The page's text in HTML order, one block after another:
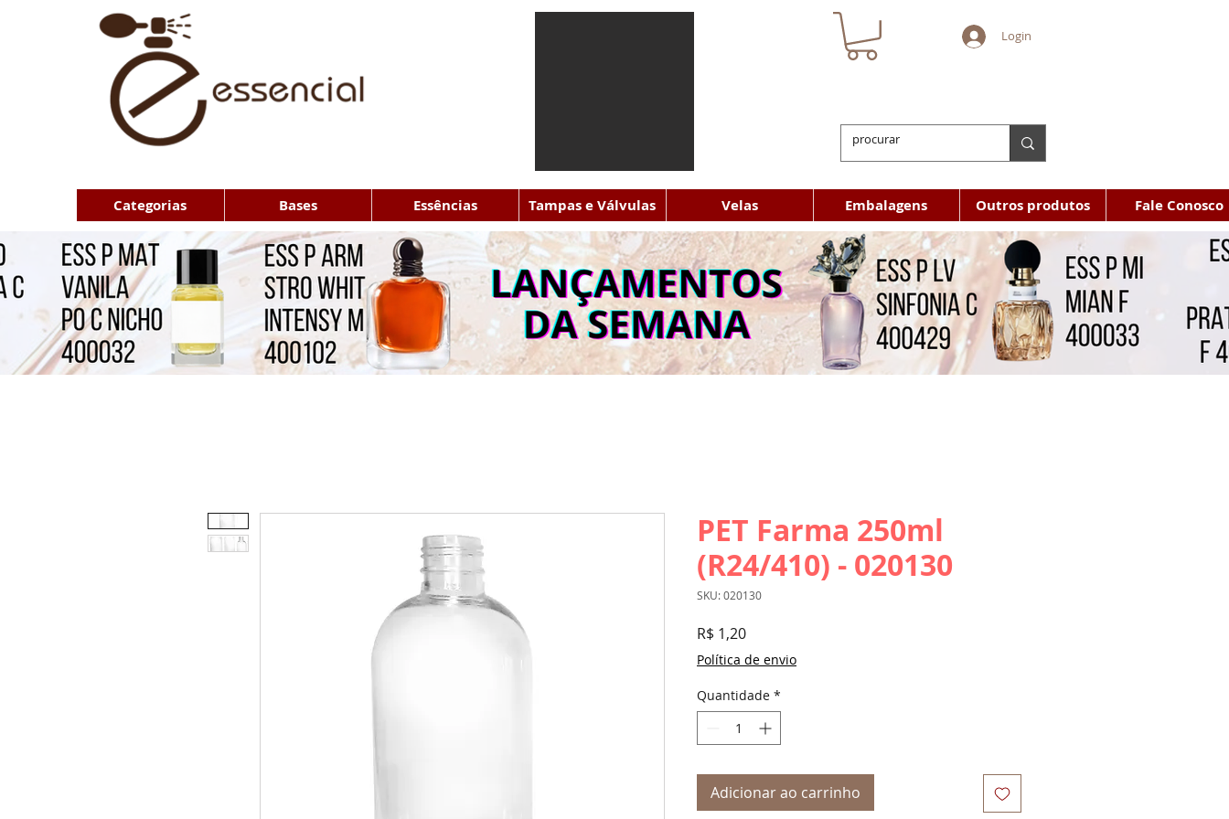
Login
Categorias Bases Essências Tampas e Válvulas Velas Embalagens Outros produtos Fale Conosco
PET Farma 250ml
(R24/410) - 020130
SKU: 020130
R$ 1,20Preço
Política de envio
Quantidade *
Adicionar ao carrinho